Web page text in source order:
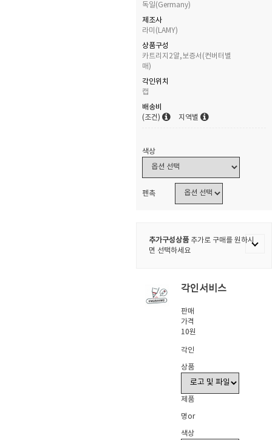
독일(Germany)
제조사
라미(LAMY)
상품구성
카트리지2알,보증서(컨버터별
매)
각인위치
캡
배송비
(조건)
지역별
색상
펜촉
추가구성상품추가로 구매를 원하시
면 선택하세요
각인서비스
판매
가격
10원
각인
상품
제품
명or
색상